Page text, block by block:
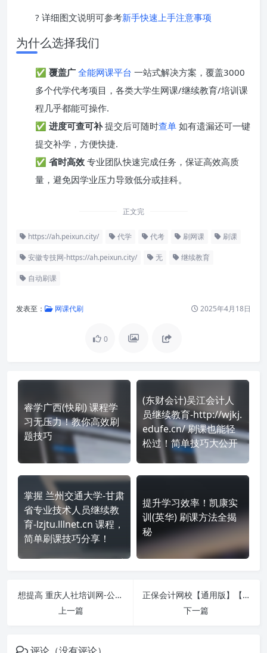
? 详细图文说明可参考新手快速上手注意事项
为什么选择我们
✅ 覆盖广 全能网课平台 一站式解决方案，覆盖3000
多个代学代考项目，各类大学生网课/继续教育/培训课
程几乎都能可操作.
✅ 进度可查可补提交后可随时查单 如有遗漏还可一键
提交补学，方便快捷.
✅ 省时高效 专业团队快速完成任务，保证高效高质
量，避免因学业压力导致低分或挂科。
正文完
https://ah.peixun.city/ 代学 代考 刷网课 刷课
安徽专技网-https://ah.peixun.city/ 无 继续教育
自动刷课
发表至： 网课代刷 2025年4月18日
0
睿学广西(快刷) 课程学
习无压力！教你高效刷
题技巧
(东财会计)吴江会计人
员继续教育-http://wjkj.
edufe.cn/ 刷课也能轻
松过！简单技巧大公开
掌握 兰州交通大学-甘肃
省专业技术人员继续教
育-lzjtu.lllnet.cn 课程，
简单刷课技巧分享！
提升学习效率！凯康实
训(英华) 刷课方法全揭
秘
想提高 重庆人社培训网-公需课-https://www.cqrspx.cn/ 刷课效率？看看这些实用技巧
上一篇
正保会计网校【通用版】【9:00-21:00】-https://jxjy.chinaacc.com/ 课程学习无压力！教你高效刷题技巧
下一篇